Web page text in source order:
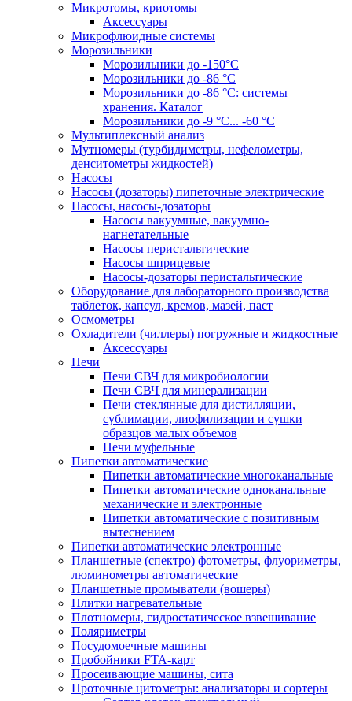
Микротомы, криотомы
Аксессуары
Микрофлюидные системы
Морозильники
Морозильники до -150°С
Морозильники до -86 °C
Морозильники до -86 °C: системы
хранения. Каталог
Морозильники до -9 °C... -60 °C
Мультиплексный анализ
Мутномеры (турбидиметры, нефелометры,
денситометры жидкостей)
Насосы
Насосы (дозаторы) пипеточные электрические
Насосы, насосы-дозаторы
Насосы вакуумные, вакуумно-
нагнетательные
Насосы перистальтические
Насосы шприцевые
Насосы-дозаторы перистальтические
Оборудование для лабораторного производства
таблеток, капсул, кремов, мазей, паст
Осмометры
Охладители (чиллеры) погружные и жидкостные
Аксессуары
Печи
Печи СВЧ для микробиологии
Печи СВЧ для минерализации
Печи стеклянные для дистилляции,
сублимации, лиофилизации и сушки
образцов малых объемов
Печи муфельные
Пипетки автоматические
Пипетки автоматические многоканальные
Пипетки автоматические одноканальные
механические и электронные
Пипетки автоматические с позитивным
вытеснением
Пипетки автоматические электронные
Планшетные (спектро) фотометры, флуориметры,
люминометры автоматические
Планшетные промыватели (вошеры)
Плитки нагревательные
Плотномеры, гидростатическое взвешивание
Поляриметры
Посудомоечные машины
Пробойники FTA-карт
Просеивающие машины, сита
Проточные цитометры: анализаторы и сортеры